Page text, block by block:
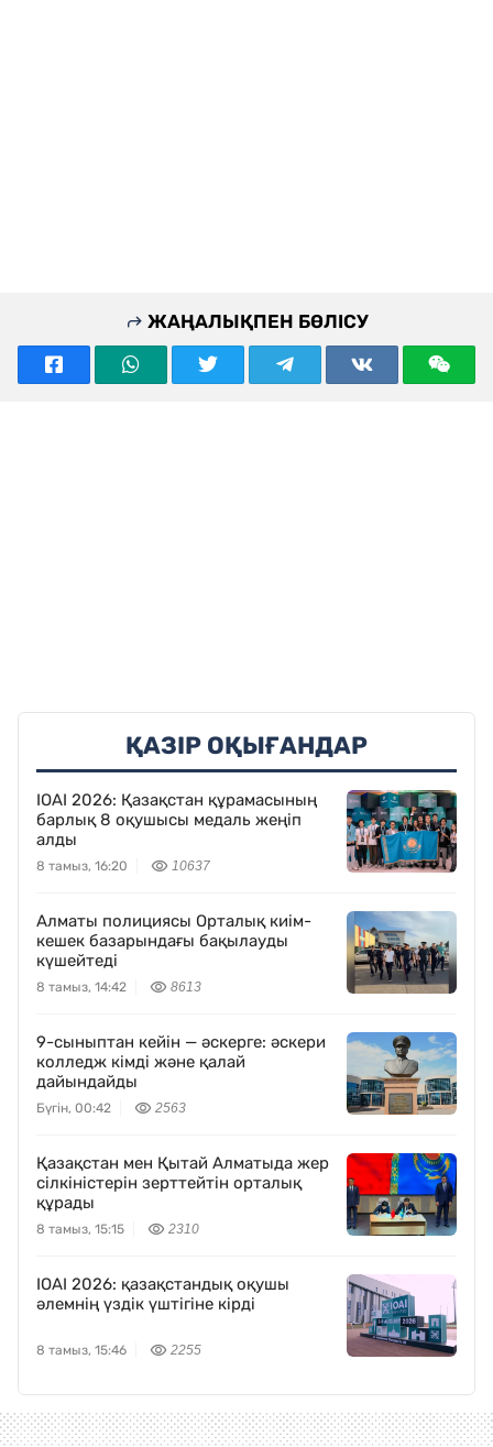
ЖАҢАЛЫҚПЕН БӨЛІСУ
ҚАЗІР ОҚЫҒАНДАР
IOAI 2026: Қазақстан құрамасының
барлық 8 оқушысы медаль жеңіп
алды
8 тамыз, 16:20 10637
Алматы полициясы Орталық киім-
кешек базарындағы бақылауды
күшейтеді
8 тамыз, 14:42 8613
9-сыныптан кейін — әскерге: әскери
колледж кімді және қалай
дайындайды
Бүгін, 00:42 2563
Қазақстан мен Қытай Алматыда жер
сілкіністерін зерттейтін орталық
құрады
8 тамыз, 15:15 2310
IOAI 2026: қазақстандық оқушы
әлемнің үздік үштігіне кірді
8 тамыз, 15:46 2255